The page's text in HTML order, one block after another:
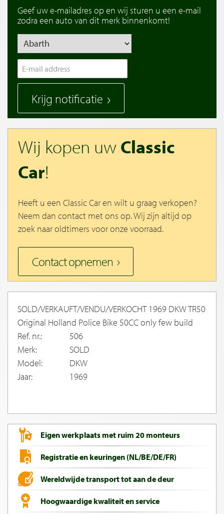
Geef uw e-mailadres op en wij sturen u een e-mail
zodra een auto van dit merk binnenkomt!
Krijg notificatie
Wij kopen uwClassic
Car!
Heeft u een Classic Car en wilt u graag verkopen?
Neem dan contact met ons op. Wij zijn altijd op
zoek naar oldtimers voor onze voorraad.
Contact opnemen
SOLD/VERKAUFT/VENDU/VERKOCHT 1969 DKW TR50
Original Holland Police Bike 50CC only few build
Ref. nr.:
506
Merk:
SOLD
Model:
DKW
Jaar:
1969
Eigen werkplaats met ruim 20 monteurs
Registratie en keuringen (NL/BE/DE/FR)
Wereldwijde transport tot aan de deur
Hoogwaardige kwaliteit en service